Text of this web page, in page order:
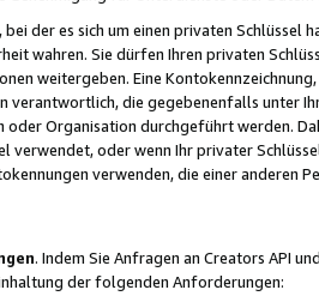
bei der es sich um einen privaten
wahren. Sie dürfen Ihren privaten
weitergeben. Eine
verantwortlich, die gegebenenfalls unter
oder Organisation durchgeführt werden.
verwendet, oder wenn Ihr privater
verwenden, die einer anderen
. Indem Sie Anfragen an Creators API
der folgenden Anforderungen: